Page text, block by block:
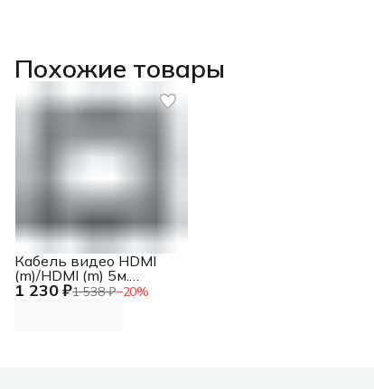
Похожие товары
1 230 ₽1 538 ₽−20%
Кабель видео HDMI
(m)/HDMI (m) 5м.
черный